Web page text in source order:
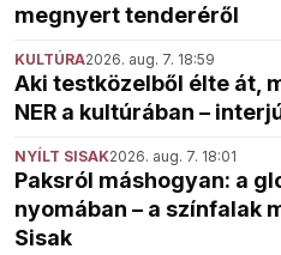
megnyert tenderéről
KULTÚRA2026. aug. 7. 18:59
Aki testközelből élte át,
NER a kultúrában –
NYÍLT SISAK2026. aug. 7. 18:01
Paksról máshogyan: a
nyomában – a színfalak
Sisak